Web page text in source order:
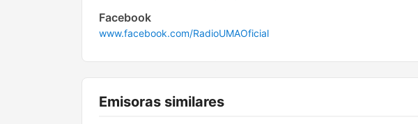
Facebook
www.facebook.com/RadioUMAOficial
Emisoras similares